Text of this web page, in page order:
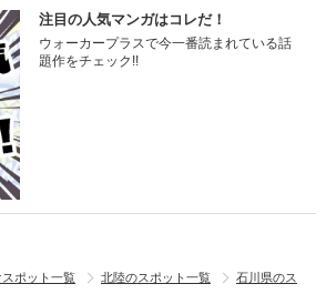
注目の人気マンガはコレだ！
ウォーカープラスで今一番読まれている話
題作をチェック!!
スポット一覧 北陸のスポット一覧
石川県のス